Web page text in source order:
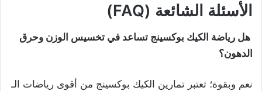
الأسئلة الشائعة (FAQ)
هل رياضة الكيك بوكسينج تساعد في تخسيس الوزن وحرق
الدهون؟
نعم وبقوة؛ تعتبر تمارين الكيك بوكسينج من أقوى رياضات الـ